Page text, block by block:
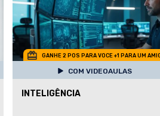
GANHE 2 POS PARA VOCE +1 PARA UM
COM VIDEOAULAS
INTELIGÊNCIA